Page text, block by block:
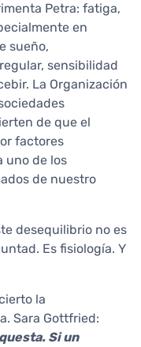
Petra: fatiga,
en
sueño,
sensibilidad
La Organización
de que el
factores
uno de los
de nuestro
desequilibrio no es
Es fisiología. Y
la
Sara Gottfried:
Si un